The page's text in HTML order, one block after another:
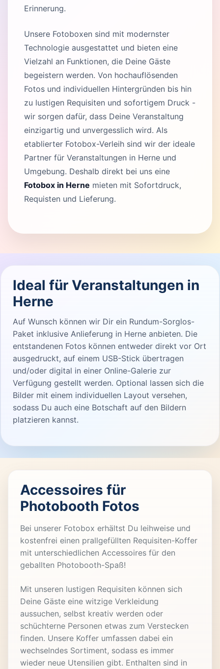
Erinnerung.
Unsere Fotoboxen sind mit modernster
Technologie ausgestattet und bieten eine
Vielzahl an Funktionen, die Deine Gäste
begeistern werden. Von hochauflösenden
Fotos und individuellen Hintergründen bis hin
zu lustigen Requisiten und sofortigem Druck -
wir sorgen dafür, dass Deine Veranstaltung
einzigartig und unvergesslich wird. Als
etablierter Fotobox-Verleih sind wir der ideale
Partner für Veranstaltungen in Herne und
Umgebung. Deshalb direkt bei uns eine
Fotobox in Herne mieten mit Sofortdruck,
Requisten und Lieferung.
Ideal für Veranstaltungen in
Herne
Auf Wunsch können wir Dir ein Rundum-Sorglos-
Paket inklusive Anlieferung in Herne anbieten. Die
entstandenen Fotos können entweder direkt vor Ort
ausgedruckt, auf einem USB-Stick übertragen
und/oder digital in einer Online-Galerie zur
Verfügung gestellt werden. Optional lassen sich die
Bilder mit einem individuellen Layout versehen,
sodass Du auch eine Botschaft auf den Bildern
platzieren kannst.
Accessoires für
Photobooth Fotos
Bei unserer Fotobox erhältst Du leihweise und
kostenfrei einen prallgefüllten Requisiten-Koffer
mit unterschiedlichen Accessoires für den
geballten Photobooth-Spaß!
Mit unseren lustigen Requisiten können sich
Deine Gäste eine witzige Verkleidung
aussuchen, selbst kreativ werden oder
schüchterne Personen etwas zum Verstecken
finden. Unsere Koffer umfassen dabei ein
wechselndes Sortiment, sodass es immer
wieder neue Utensilien gibt. Enthalten sind in